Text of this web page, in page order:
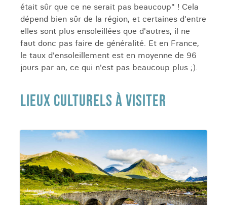
était sûr que ce ne serait pas beaucoup" ! Cela
dépend bien sûr de la région, et certaines d'entre
elles sont plus ensoleillées que d'autres, il ne
faut donc pas faire de généralité. Et en France,
le taux d'ensoleillement est en moyenne de 96
jours par an, ce qui n'est pas beaucoup plus ;).
LIEUX CULTURELS À VISITER